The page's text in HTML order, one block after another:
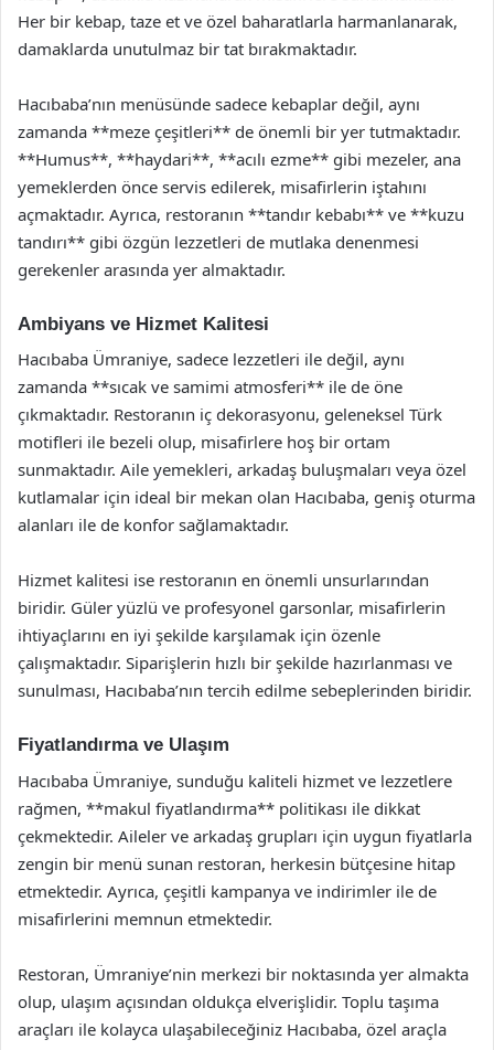
Her bir kebap, taze et ve özel baharatlarla harmanlanarak,
damaklarda unutulmaz bir tat bırakmaktadır.
Hacıbaba’nın menüsünde sadece kebaplar değil, aynı
zamanda **meze çeşitleri** de önemli bir yer tutmaktadır.
**Humus**, **haydari**, **acılı ezme** gibi mezeler, ana
yemeklerden önce servis edilerek, misafirlerin iştahını
açmaktadır. Ayrıca, restoranın **tandır kebabı** ve **kuzu
tandırı** gibi özgün lezzetleri de mutlaka denenmesi
gerekenler arasında yer almaktadır.
Ambiyans ve Hizmet Kalitesi
Hacıbaba Ümraniye, sadece lezzetleri ile değil, aynı
zamanda **sıcak ve samimi atmosferi** ile de öne
çıkmaktadır. Restoranın iç dekorasyonu, geleneksel Türk
motifleri ile bezeli olup, misafirlere hoş bir ortam
sunmaktadır. Aile yemekleri, arkadaş buluşmaları veya özel
kutlamalar için ideal bir mekan olan Hacıbaba, geniş oturma
alanları ile de konfor sağlamaktadır.
Hizmet kalitesi ise restoranın en önemli unsurlarından
biridir. Güler yüzlü ve profesyonel garsonlar, misafirlerin
ihtiyaçlarını en iyi şekilde karşılamak için özenle
çalışmaktadır. Siparişlerin hızlı bir şekilde hazırlanması ve
sunulması, Hacıbaba’nın tercih edilme sebeplerinden biridir.
Fiyatlandırma ve Ulaşım
Hacıbaba Ümraniye, sunduğu kaliteli hizmet ve lezzetlere
rağmen, **makul fiyatlandırma** politikası ile dikkat
çekmektedir. Aileler ve arkadaş grupları için uygun fiyatlarla
zengin bir menü sunan restoran, herkesin bütçesine hitap
etmektedir. Ayrıca, çeşitli kampanya ve indirimler ile de
misafirlerini memnun etmektedir.
Restoran, Ümraniye’nin merkezi bir noktasında yer almakta
olup, ulaşım açısından oldukça elverişlidir. Toplu taşıma
araçları ile kolayca ulaşabileceğiniz Hacıbaba, özel araçla